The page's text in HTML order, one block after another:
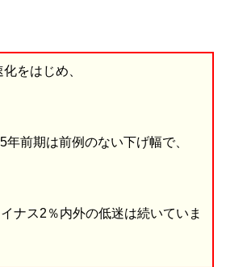
をはじめ、
前期は前例のない下げ幅で、
ナス2％内外の低迷は続いていま